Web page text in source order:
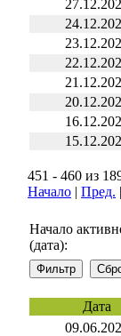
451 - 460 из
Начало | Пред. |
Начало
(дата):
Дата